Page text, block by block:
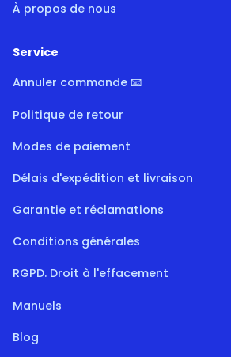
À propos de nous
Service
Annuler commande 📧
Politique de retour
Modes de paiement
Délais d'expédition et livraison
Garantie et réclamations
Conditions générales
RGPD. Droit à l'effacement
Manuels
Blog